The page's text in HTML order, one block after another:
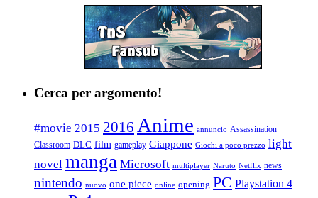
Cerca per argomento!
#movie 2015 2016 Anime annuncio Assassination
Classroom DLC film gameplay Giappone Giochi a poco prezzo light
novel manga Microsoft multiplayer Naruto Netflix news
nintendo nuovo one piece online opening PC Playstation 4